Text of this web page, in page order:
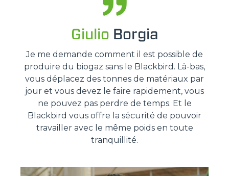
Giulio Borgia
Je me demande comment il est possible de
produire du biogaz sans le Blackbird. Là-bas,
vous déplacez des tonnes de matériaux par
jour et vous devez le faire rapidement, vous
ne pouvez pas perdre de temps. Et le
Blackbird vous offre la sécurité de pouvoir
travailler avec le même poids en toute
tranquillité.